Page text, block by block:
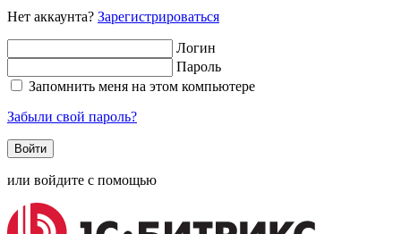
Нет аккаунта? Зарегистрироваться
Логин
Пароль
Запомнить меня на этом компьютере
Забыли свой пароль?
или войдите с помощью